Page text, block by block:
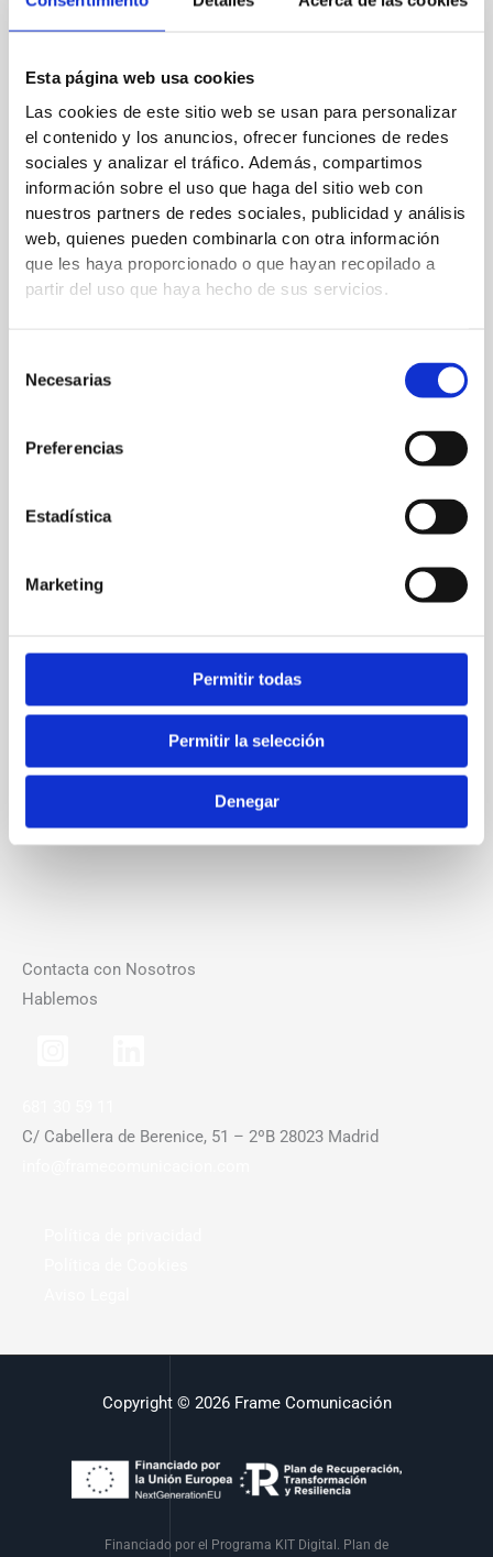
Esta página web usa cookies
Las cookies de este sitio web se usan para personalizar
el contenido y los anuncios, ofrecer funciones de redes
sociales y analizar el tráfico. Además, compartimos
información sobre el uso que haga del sitio web con
nuestros partners de redes sociales, publicidad y análisis
web, quienes pueden combinarla con otra información
que les haya proporcionado o que hayan recopilado a
partir del uso que haya hecho de sus servicios.
Necesarias
Preferencias
Estadística
Marketing
Permitir todas
Permitir la selección
Denegar
Escribe
aquí...
electrónico*
Web
Guarda mi nombre, correo electrónico y web en este
navegador para la próxima vez que comente.
Contacta con Nosotros
Hablemos
C/ Cabellera de Berenice, 51 – 2ºB 28023 Madrid
Copyright © 2026 Frame Comunicación
Financiado por el Programa KIT Digital. Plan de